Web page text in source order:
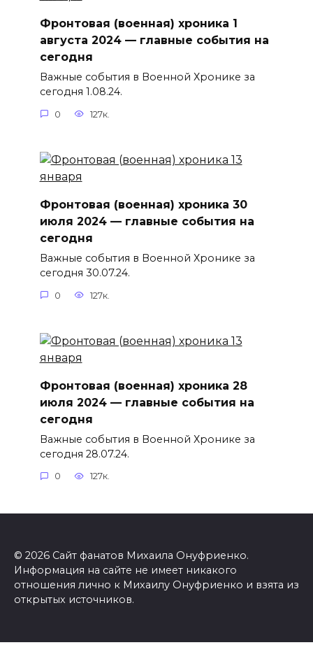
Фронтовая (военная) хроника 1
августа 2024 — главные события на
сегодня
Важные события в Военной Хронике за
сегодня 1.08.24.
0 127к.
Фронтовая (военная) хроника 30
июля 2024 — главные события на
сегодня
Важные события в Военной Хронике за
сегодня 30.07.24.
0 127к.
Фронтовая (военная) хроника 28
июля 2024 — главные события на
сегодня
Важные события в Военной Хронике за
сегодня 28.07.24.
0 127к.
© 2026 Сайт фанатов Михаила Онуфриенко.
Информация на сайте не имеет никакого
отношения лично к Михаилу Онуфриенко и взята из
открытых источников.